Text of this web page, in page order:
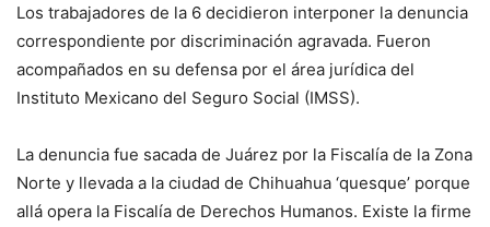
Los trabajadores de la 6 decidieron interponer la denuncia
correspondiente por discriminación agravada. Fueron
acompañados en su defensa por el área jurídica del
Instituto Mexicano del Seguro Social (IMSS).
La denuncia fue sacada de Juárez por la Fiscalía de la Zona
Norte y llevada a la ciudad de Chihuahua ‘quesque’ porque
allá opera la Fiscalía de Derechos Humanos. Existe la firme